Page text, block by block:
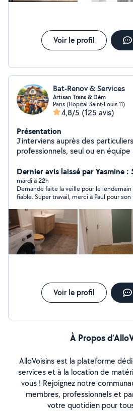
Voir le profil
Bat-Renov & Services
Artisan Trans & Dém
Paris (Hopital Saint-Louis 11)
4,8/5 (125 avis)
Présentation
J'interviens auprès des
professionnels, seul ou en
extérieurs : remise en état,
(peinture, plomberie, électricité,
parquet, etc.), ainsi que pour vos
manutention lourde et aide au
chargement/déchargement. Travail soigné et sérieux,
respect des délais, et
garantie décennale pour votre
personnalisé sur demande.
Dernier avis laissé par Yasmine :
mardi à 22h
Demande faite la veille pour le
fiable. Super travail, merci à Paul pour
Voir le profil
À Propos
AlloVoisins est la plateforme
services et à la location de
vous ! Rejoignez notre
membres, professionnels et
votre quotidien pour